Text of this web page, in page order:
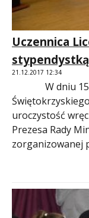
Uczennica
21.12.2017 12:34
W dniu 15
uroczystość
Prezesa Rady
zorganizowanej